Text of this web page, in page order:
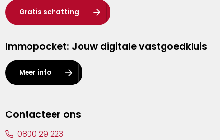
Heist-op-den-Berg
Herentals
Kalmthout
Leuven
Lier
Gratis schatting
Immopocket: Jouw digitale vastgoedkluis
Meer info
Contacteer ons
0800 29 223